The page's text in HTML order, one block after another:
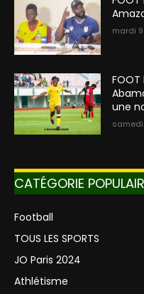
mardi
FOOT
une
samedi
CATÉGORIE
Football
TOUS LES SPORTS
JO Paris 2024
Athlétisme